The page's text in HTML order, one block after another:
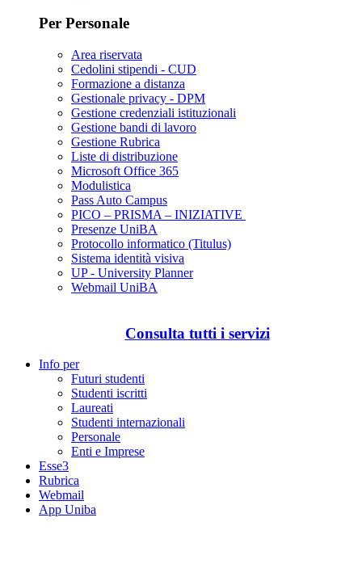
Per Personale
Area riservata
Cedolini stipendi - CUD
Formazione a distanza
Gestionale privacy - DPM
Gestione credenziali istituzionali
Gestione bandi di lavoro
Gestione Rubrica
Liste di distribuzione
Microsoft Office 365
Modulistica
Pass Auto Campus
PICO – PRISMA – INIZIATIVE
Presenze UniBA
Protocollo informatico (Titulus)
Sistema identità visiva
UP - University Planner
Webmail UniBA
Consulta tutti i servizi
Info per
Futuri studenti
Studenti iscritti
Laureati
Studenti internazionali
Personale
Enti e Imprese
Esse3
Rubrica
Webmail
App Uniba